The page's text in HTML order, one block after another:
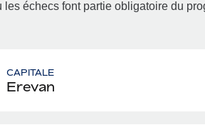
les échecs font partie obligatoire du
CAPITALE
Erevan